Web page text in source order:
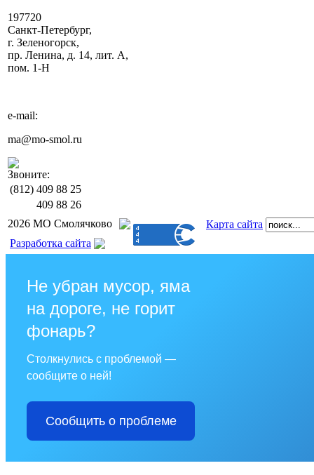
197720
Санкт-Петербург,
г. Зеленогорск,
пр. Ленина, д. 14, лит. А,
пом. 1-Н
e-mail:
ma@mo-smol.ru
Звоните:
(812) 409 88 25
409 88 26
2026 МО Смолячково
Карта сайта
Разработка сайта
Не убран мусор, яма
на дороге, не горит
фонарь?
Столкнулись с проблемой —
сообщите о ней!
Сообщить о проблеме